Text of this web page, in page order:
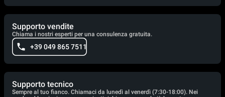
Supporto vendite
Chiama i nostri esperti per una consulenza gratuita.
+39 049 865 7511
Supporto tecnico
Sempre al tuo fianco. Chiamaci da lunedì al venerdì (7:30-18:00). Nei